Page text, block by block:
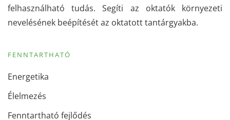
felhasználható tudás. Segíti az oktatók környezeti
nevelésének beépítését az oktatott tantárgyakba.
FENNTARTHATÓ
Energetika
Élelmezés
Fenntartható fejlődés